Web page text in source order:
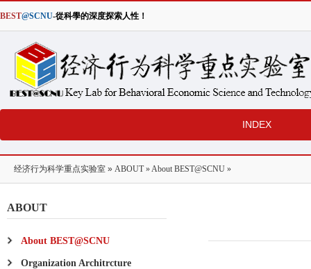
BEST@SCNU-從科學的深度探索人性！
INDEX
经济行为科学重点实验室 » ABOUT»About BEST@SCNU »
ABOUT
About BEST@SCNU
Organization Architrcture